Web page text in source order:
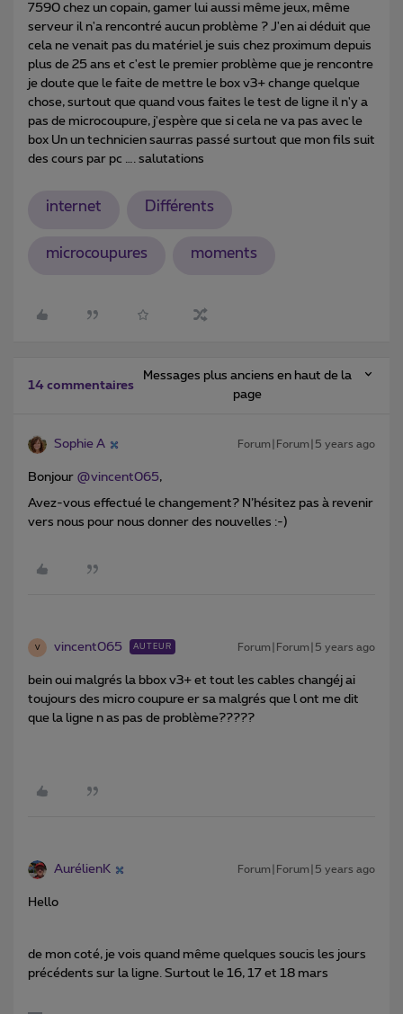
7590 chez un copain, gamer lui aussi même jeux, même
serveur il n'a rencontré aucun problème ? J'en ai déduit que
cela ne venait pas du matériel je suis chez proximum depuis
plus de 25 ans et c'est le premier problème que je rencontre
je doute que le faite de mettre le box v3+ change quelque
chose, surtout que quand vous faites le test de ligne il n'y a
pas de microcoupure, j'espère que si cela ne va pas avec le
box Un un technicien saurras passé surtout que mon fils suit
des cours par pc …. salutations
internet Différents
microcoupures moments
14 commentaires
Messages plus anciens en haut de la
page
Sophie A Forum|Forum|5 years ago
Bonjour @vincent065,
Avez-vous effectué le changement? N’hésitez pas à revenir
vers nous pour nous donner des nouvelles :-)
V vincent065 AUTEUR Forum|Forum|5 years ago
bein oui malgrés la bbox v3+ et tout les cables changéj ai
toujours des micro coupure er sa malgrés que l ont me dit
que la ligne n as pas de problème?????
AurélienK Forum|Forum|5 years ago
Hello
de mon coté, je vois quand même quelques soucis les jours
précédents sur la ligne. Surtout le 16, 17 et 18 mars